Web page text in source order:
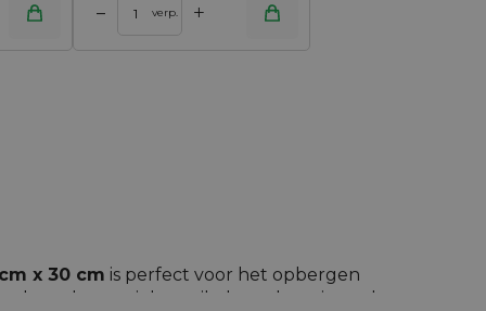
– verp. +
x 30 cm is perfect voor het opbergen
andere unieke artikelen - de universele